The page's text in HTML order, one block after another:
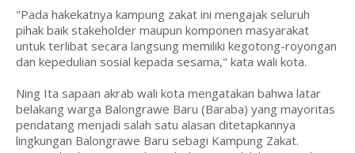
"Pada hakekatnya kampung zakat ini mengajak seluruh
pihak baik stakeholder maupun komponen masyarakat
untuk terlibat secara langsung memiliki kegotong-royongan
dan kepedulian sosial kepada sesama," kata wali kota.
Ning Ita sapaan akrab wali kota mengatakan bahwa latar
belakang warga Balongrawe Baru (Baraba) yang mayoritas
pendatang menjadi salah satu alasan ditetapkannya
lingkungan Balongrawe Baru sebagi Kampung Zakat.